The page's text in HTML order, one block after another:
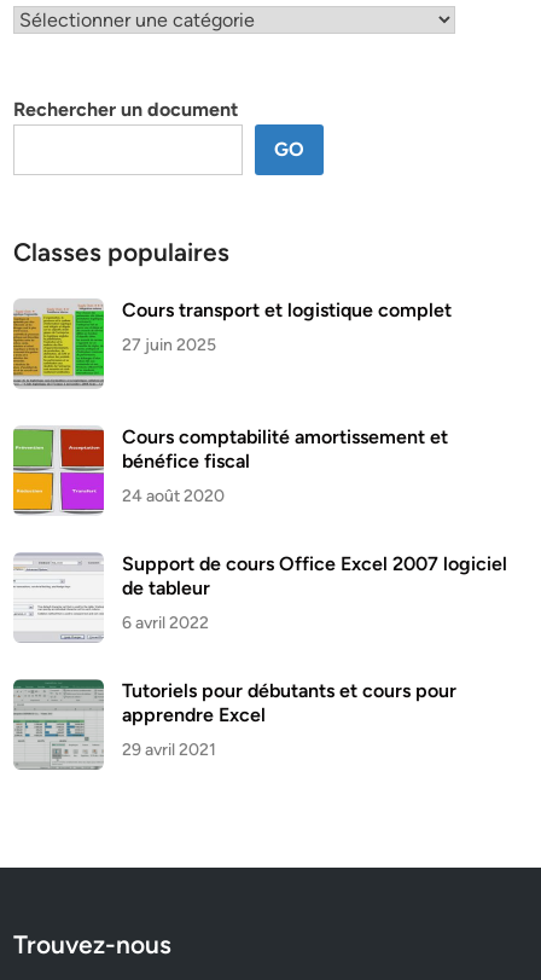
Classification
Rechercher un document
GO
Classes populaires
Cours transport et logistique complet
27 juin 2025
Cours comptabilité amortissement et
bénéfice fiscal
24 août 2020
Support de cours Office Excel 2007 logiciel
de tableur
6 avril 2022
Tutoriels pour débutants et cours pour
apprendre Excel
29 avril 2021
Trouvez-nous